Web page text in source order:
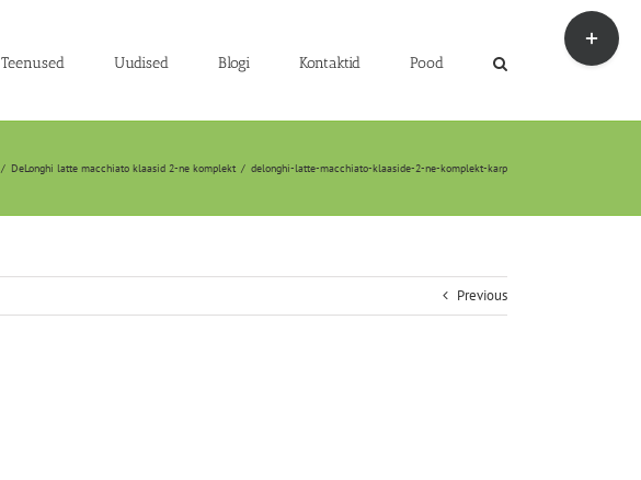
Teenused Uudised Blogi Kontaktid Pood
/ DeLonghi latte macchiato klaasid 2-ne komplekt / delonghi-latte-macchiato-klaaside-2-ne-komplekt-karp
Previous
Toggle
Sliding
Bar